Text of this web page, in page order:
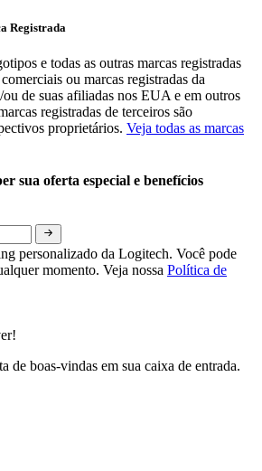
Registrada
e todas as outras marcas registradas
ou marcas registradas da
de suas afiliadas nos EUA e em outros
registradas de terceiros são
proprietários. Veja todas as marcas
sua oferta especial e benefícios
personalizado da Logitech. Você pode
momento. Veja nossa Política de
de boas-vindas em sua caixa de entrada.